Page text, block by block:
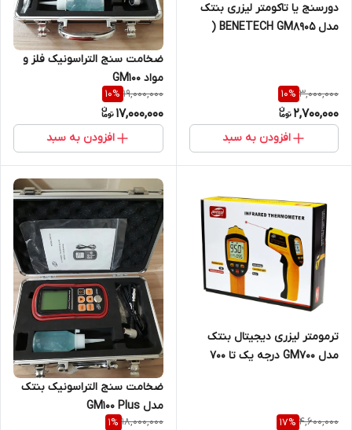
دورسنج یا تاکومتر لیزری بنتک
مدل BENETECH GM8905 (
3,000,000
10%
2,700,000
افزودن به سبد
ضخامت سنج التراسونیک فلز و
مواد GM100
19,000,000
10%
17,000,000
افزودن به سبد
ترمومتر لیزری دیجیتال بنتک
مدل GM700 درجه یک تا 700
4,600,000
17%
ضخامت سنج التراسونیک بنتک
مدل GM100 Plus
18,000,000
1%